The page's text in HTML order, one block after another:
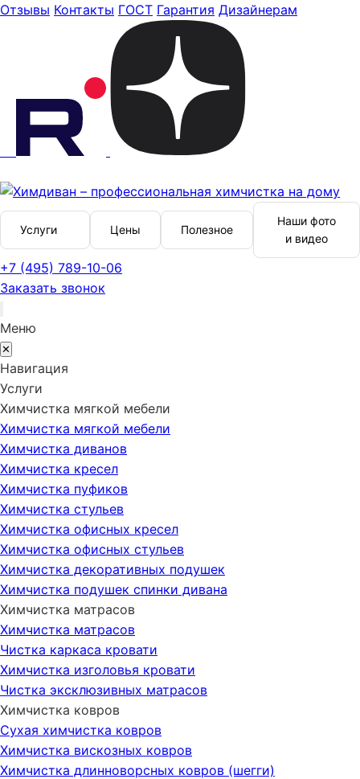
Отзывы Контакты ГОСТ Гарантия Дизайнерам
Услуги Цены Полезное
Наши фото
и видео
+7 (495) 789-10-06
Заказать звонок
Меню
✕
Навигация
Услуги
Химчистка мягкой мебели
Химчистка мягкой мебели
Химчистка диванов
Химчистка кресел
Химчистка пуфиков
Химчистка стульев
Химчистка офисных кресел
Химчистка офисных стульев
Химчистка декоративных подушек
Химчистка подушек спинки дивана
Химчистка матрасов
Химчистка матрасов
Чистка каркаса кровати
Химчистка изголовья кровати
Чистка эксклюзивных матрасов
Химчистка ковров
Сухая химчистка ковров
Химчистка вискозных ковров
Химчистка длинноворсных ковров (шегги)